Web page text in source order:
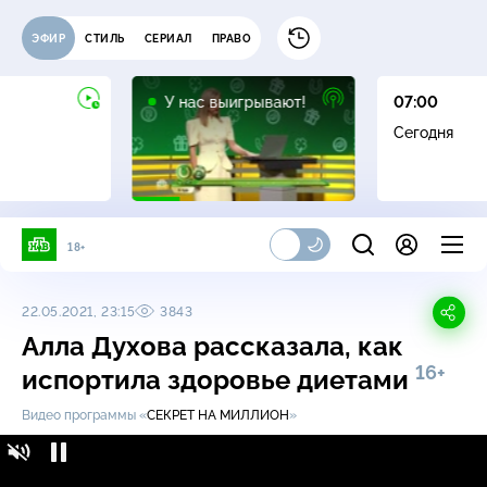
ЭФИР СТИЛЬ СЕРИАЛ ПРАВО
У нас выигрывают!
12+
07:00
Сегодня
18+
22.05.2021, 23:15 3843
Алла Духова рассказала, как
испортила здоровье диетами 16+
Видео программы «СЕКРЕТ НА МИЛЛИОН»